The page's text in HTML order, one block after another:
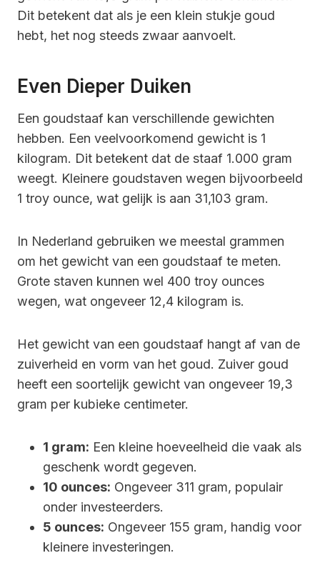
Dit betekent dat als je een klein stukje goud
hebt, het nog steeds zwaar aanvoelt.
Even Dieper Duiken
Een goudstaaf kan verschillende gewichten
hebben. Een veelvoorkomend gewicht is 1
kilogram. Dit betekent dat de staaf 1.000 gram
weegt. Kleinere goudstaven wegen bijvoorbeeld
1 troy ounce, wat gelijk is aan 31,103 gram.
In Nederland gebruiken we meestal grammen
om het gewicht van een goudstaaf te meten.
Grote staven kunnen wel 400 troy ounces
wegen, wat ongeveer 12,4 kilogram is.
Het gewicht van een goudstaaf hangt af van de
zuiverheid en vorm van het goud. Zuiver goud
heeft een soortelijk gewicht van ongeveer 19,3
gram per kubieke centimeter.
1 gram: Een kleine hoeveelheid die vaak als
geschenk wordt gegeven.
10 ounces: Ongeveer 311 gram, populair
onder investeerders.
5 ounces: Ongeveer 155 gram, handig voor
kleinere investeringen.